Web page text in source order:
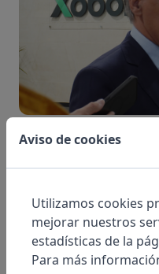
mostrado su interés
desarrollamos en
las más de 1700
nacional e
Por su parte, Carlos
Aviso de cookies
Utilizamos cookies
mejorar nuestros
estadísticas de la
Para más